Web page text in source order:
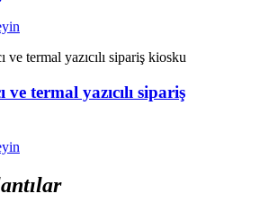
ve termal yazıcılı sipariş